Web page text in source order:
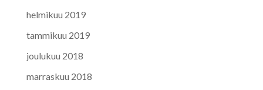
helmikuu 2019
tammikuu 2019
joulukuu 2018
marraskuu 2018